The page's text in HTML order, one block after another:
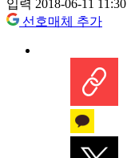
입력 2018-06-11 11:30
선호매체 추가